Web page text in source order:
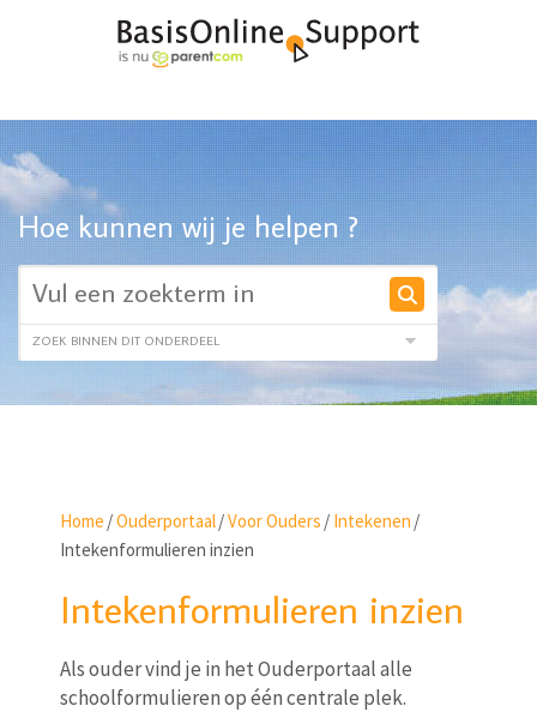
Hoe kunnen wij je helpen ?
Home /Ouderportaal/Voor Ouders / Intekenen /
Intekenformulieren inzien
Intekenformulieren inzien
Als ouder vind je in het Ouderportaal alle
schoolformulieren op één centrale plek.